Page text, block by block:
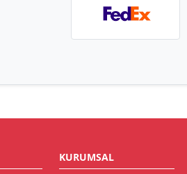
KURUMSAL